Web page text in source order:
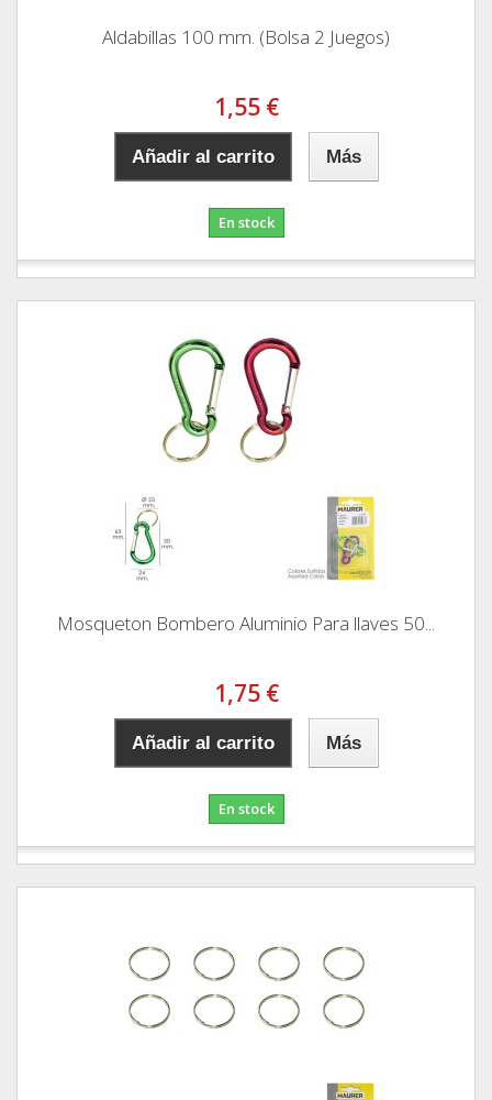
Aldabillas 100 mm. (Bolsa 2 Juegos)
1,55 €
Añadir al carrito Más
En stock
Mosqueton Bombero Aluminio Para llaves 50...
1,75 €
Añadir al carrito Más
En stock